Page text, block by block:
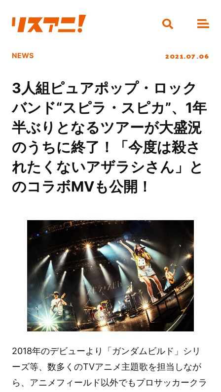
NEWS 2021.07.06
3人組ピュアポップ・ロック
バンド“スピラ・スピカ”、1年
半ぶりとなるツアーが大盛況
のうちに終了！「今度は殺さ
れたくないアザラシさん」と
のコラボMVも公開！
2018年のデビューより「ガンダムビルド」シリ
ーズ等、数多くのTVアニメ主題歌を担当しなが
ら、アニメフィールド以外でもプロサッカークラ